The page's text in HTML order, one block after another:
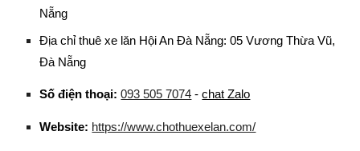
Nẵng
Địa chỉ thuê xe lăn Hội An Đà Nẵng: 05 Vương Thừa Vũ,
Đà Nẵng
Số điện thoại: 093 505 7074 -chat Zalo
Website: https://www.chothuexelan.com/